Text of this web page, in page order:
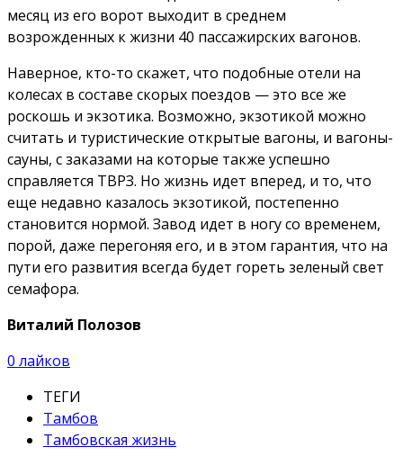
месяц из его ворот выходит в среднем
возрожденных к жизни 40 пассажирских вагонов.
Наверное, кто-то скажет, что подобные отели на
колесах в составе скорых поездов — это все же
роскошь и экзотика. Возможно, экзотикой можно
считать и туристические открытые вагоны, и вагоны-
сауны, с заказами на которые также успешно
справляется ТВРЗ. Но жизнь идет вперед, и то, что
еще недавно казалось экзотикой, постепенно
становится нормой. Завод идет в ногу со временем,
порой, даже перегоняя его, и в этом гарантия, что на
пути его развития всегда будет гореть зеленый свет
семафора.
Виталий Полозов
0 лайков
ТЕГИ
Тамбов
Тамбовская жизнь